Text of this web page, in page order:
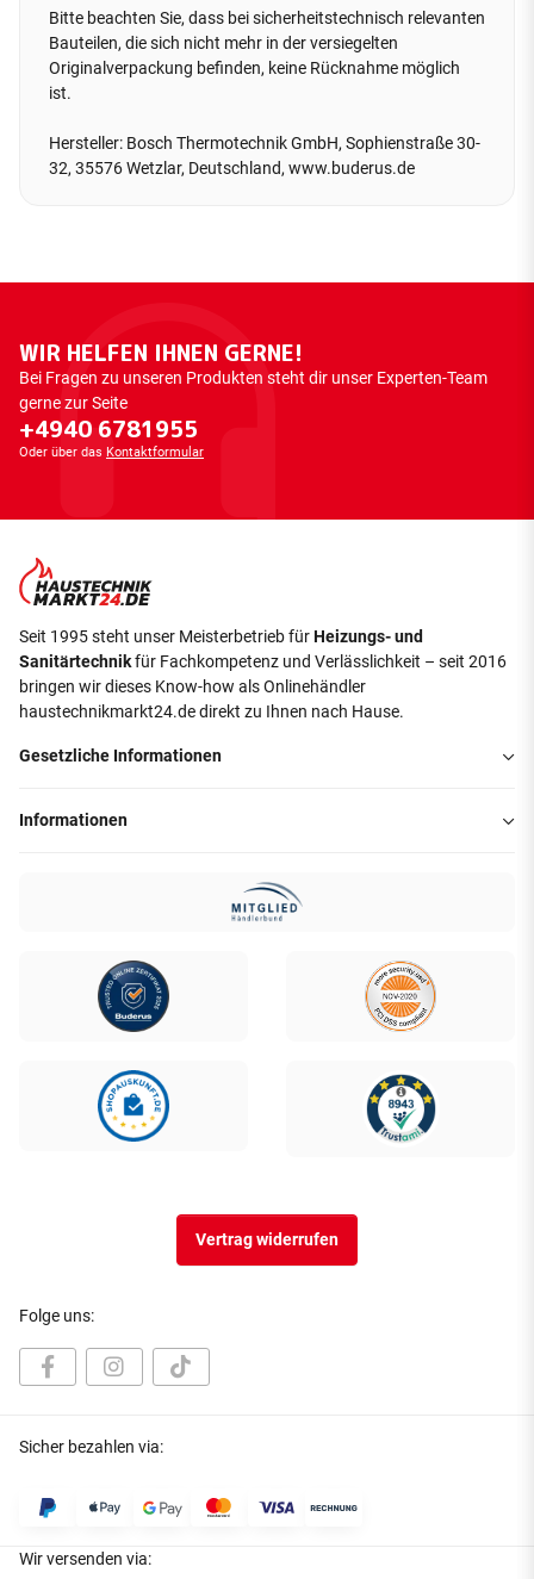
Bitte beachten Sie, dass bei sicherheitstechnisch relevanten
Bauteilen, die sich nicht mehr in der versiegelten
Originalverpackung befinden, keine Rücknahme möglich
ist.
Hersteller: Bosch Thermotechnik GmbH, Sophienstraße 30-
32, 35576 Wetzlar, Deutschland, www.buderus.de
WIR HELFEN IHNEN GERNE!
Bei Fragen zu unseren Produkten steht dir unser Experten-Team
gerne zur Seite
+4940 6781955
Oder über das Kontaktformular
Seit 1995 steht unser Meisterbetrieb fürHeizungs- und
Sanitärtechnikfür Fachkompetenz und Verlässlichkeit – seit 2016
bringen wir dieses Know-how als Onlinehändler
haustechnikmarkt24.de direkt zu Ihnen nach Hause.
Gesetzliche Informationen
Informationen
Vertrag widerrufen
Folge uns:
Sicher bezahlen via:
Wir versenden via: